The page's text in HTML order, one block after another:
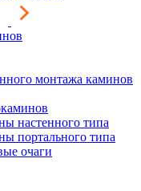
монтажа каминов
настенного типа
портального типа
очаги